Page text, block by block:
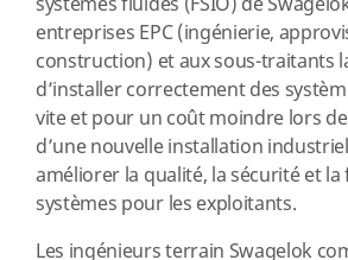
entreprises EPC (ingénierie,
construction) et aux sous-traitants
d’installer correctement des
vite et pour un coût moindre lors
d’une nouvelle installation
améliorer la qualité, la sécurité et la
systèmes pour les exploitants.
Les ingénieurs terrain Swagelok